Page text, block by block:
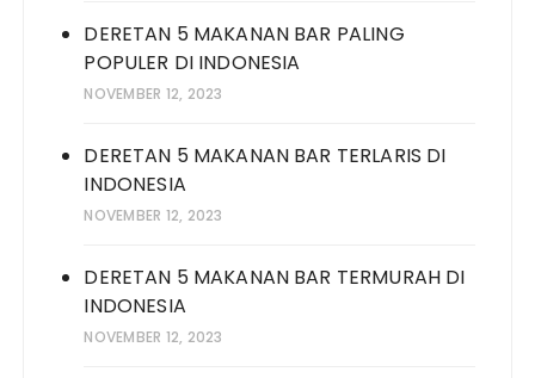
DERETAN 5 MAKANAN BAR PALING
POPULER DI INDONESIA
NOVEMBER 12, 2023
DERETAN 5 MAKANAN BAR TERLARIS DI
INDONESIA
NOVEMBER 12, 2023
DERETAN 5 MAKANAN BAR TERMURAH DI
INDONESIA
NOVEMBER 12, 2023